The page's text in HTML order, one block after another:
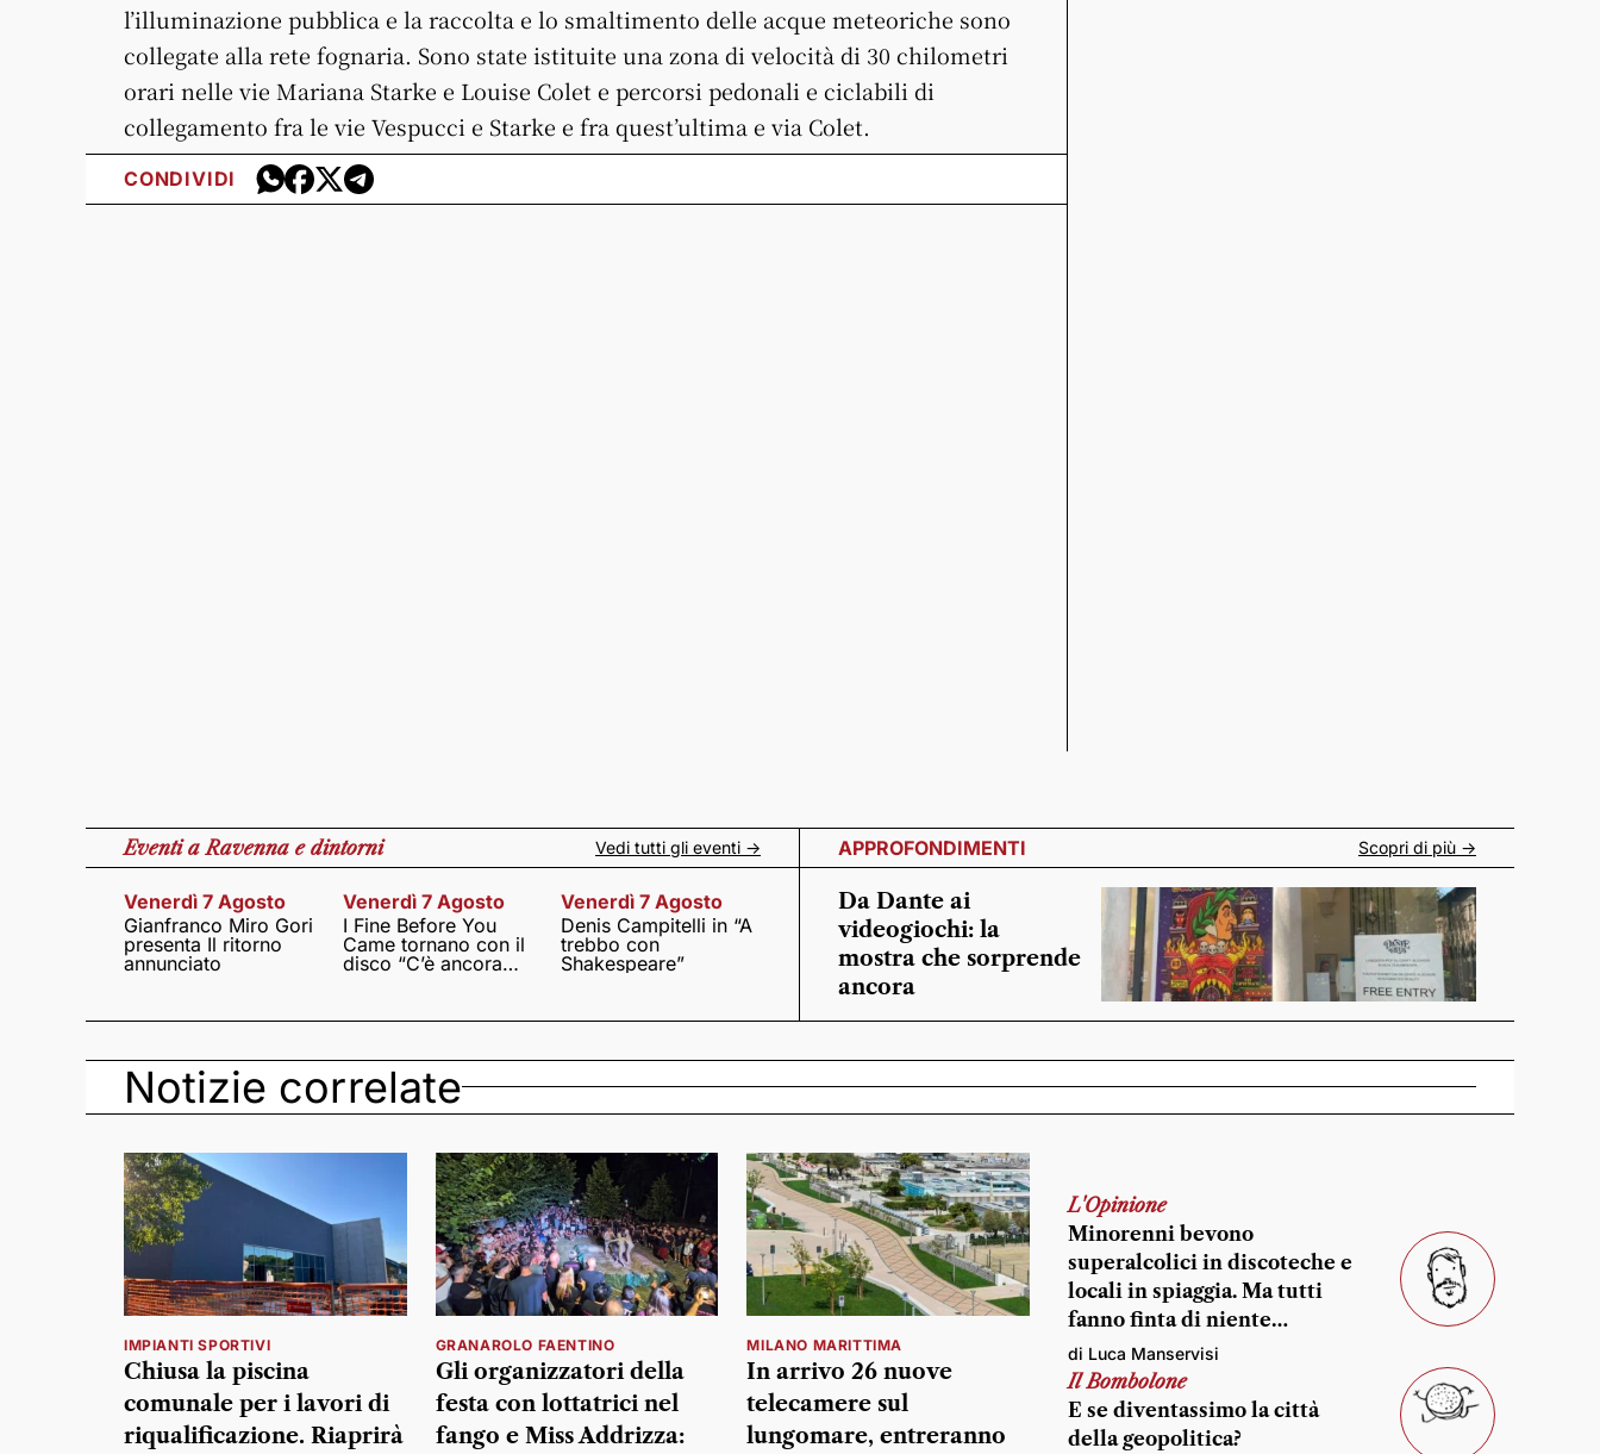
l’illuminazione pubblica e la raccolta e lo smaltimento delle acque meteoriche sono
collegate alla rete fognaria. Sono state istituite una zona di velocità di 30 chilometri
orari nelle vie Mariana Starke e Louise Colet e percorsi pedonali e ciclabili di
collegamento fra le vie Vespucci e Starke e fra quest’ultima e via Colet.
CONDIVIDI
Eventia Ravenna e dintorni Vedi tutti gli eventi ->
Venerdì 7 Agosto
Gianfranco Miro Gori
presenta Il ritorno
annunciato
Venerdì 7 Agosto
I Fine Before You
Came tornano con il
disco “C’è ancora
Venerdì 7 Agosto
Denis Campitelli in “A
trebbo con
Shakespeare”
APPROFONDIMENTI Scopri di più ->
Da Dante ai
videogiochi: la
mostra che sorprende
ancora
Notizie correlate
IMPIANTI SPORTIVI
Chiusa la piscina
comunale per i lavori di
riqualificazione. Riaprirà
GRANAROLO FAENTINO
Gli organizzatori della
festa con lottatrici nel
fango e Miss Addrizza:
MILANO MARITTIMA
In arrivo 26 nuove
telecamere sul
lungomare, entreranno
L'Opinione
Minorenni bevono
superalcolici in discoteche e
locali in spiaggia. Ma tutti
fanno finta di niente…
di Luca Manservisi
Il Bombolone
E se diventassimo la città
della geopolitica?